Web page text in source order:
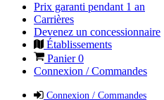
Prix garanti pendant 1 an
Carrières
Devenez un concessionnaire
Établissements
Panier0
Connexion / Commandes
Connexion / Commandes